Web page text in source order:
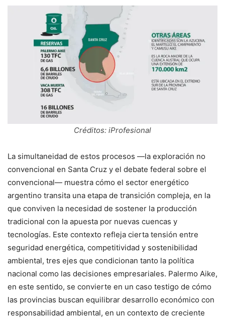
Créditos: iProfesional
La simultaneidad de estos procesos —la exploración no
convencional en Santa Cruz y el debate federal sobre el
convencional— muestra cómo el sector energético
argentino transita una etapa de transición compleja, en la
que conviven la necesidad de sostener la producción
tradicional con la apuesta por nuevas cuencas y
tecnologías. Este contexto refleja cierta tensión entre
seguridad energética, competitividad y sostenibilidad
ambiental, tres ejes que condicionan tanto la política
nacional como las decisiones empresariales. Palermo Aike,
en este sentido, se convierte en un caso testigo de cómo
las provincias buscan equilibrar desarrollo económico con
responsabilidad ambiental, en un contexto de creciente